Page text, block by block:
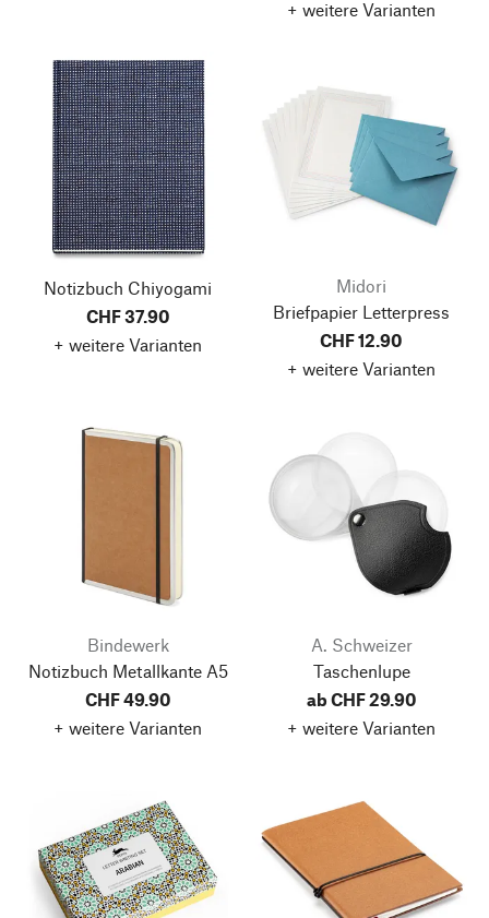
+ weitere Varianten
Notizbuch Chiyogami
CHF 37.90
+ weitere Varianten
Midori
Briefpapier Letterpress
CHF 12.90
+ weitere Varianten
Bindewerk
Notizbuch Metallkante A5
CHF 49.90
+ weitere Varianten
A. Schweizer
Taschenlupe
ab CHF 29.90
+ weitere Varianten